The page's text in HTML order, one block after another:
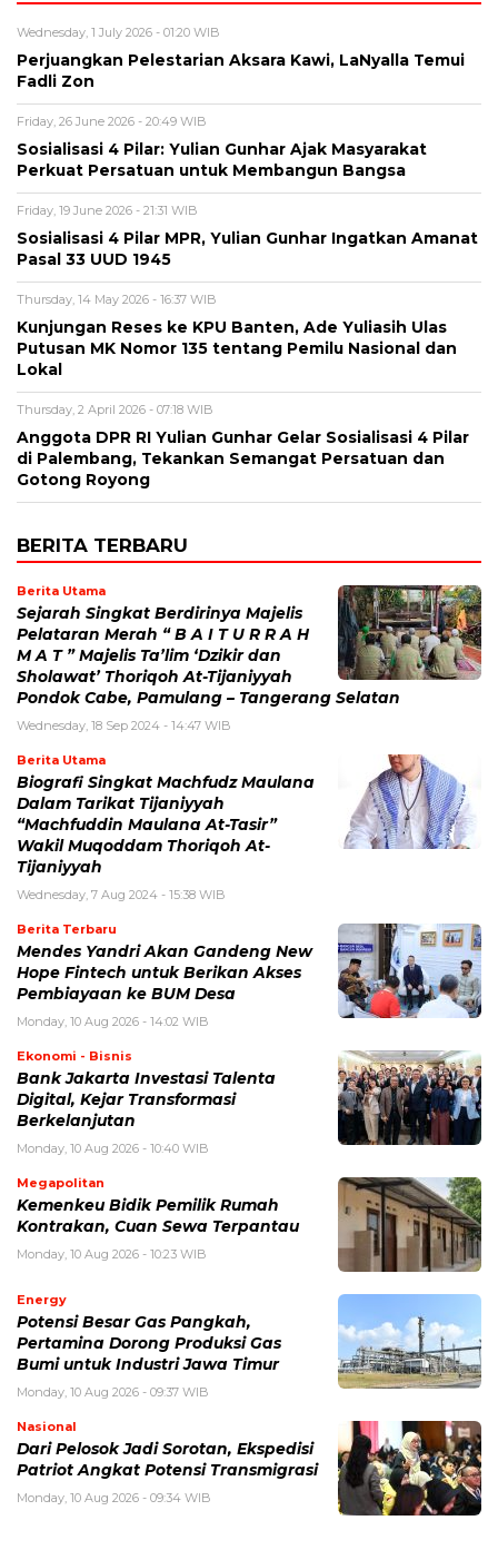
Wednesday, 1 July 2026 - 01:20 WIB
Perjuangkan Pelestarian Aksara Kawi, LaNyalla Temui
Fadli Zon
Friday, 26 June 2026 - 20:49 WIB
Sosialisasi 4 Pilar: Yulian Gunhar Ajak Masyarakat
Perkuat Persatuan untuk Membangun Bangsa
Friday, 19 June 2026 - 21:31 WIB
Sosialisasi 4 Pilar MPR, Yulian Gunhar Ingatkan Amanat
Pasal 33 UUD 1945
Thursday, 14 May 2026 - 16:37 WIB
Kunjungan Reses ke KPU Banten, Ade Yuliasih Ulas
Putusan MK Nomor 135 tentang Pemilu Nasional dan
Lokal
Thursday, 2 April 2026 - 07:18 WIB
Anggota DPR RI Yulian Gunhar Gelar Sosialisasi 4 Pilar
di Palembang, Tekankan Semangat Persatuan dan
Gotong Royong
BERITA TERBARU
Berita Utama
Sejarah Singkat Berdirinya Majelis
Pelataran Merah “ B A I T U R R A H
M A T ” Majelis Ta’lim ‘Dzikir dan
Sholawat’ Thoriqoh At-Tijaniyyah
Pondok Cabe, Pamulang – Tangerang Selatan
Wednesday, 18 Sep 2024 - 14:47 WIB
Berita Utama
Biografi Singkat Machfudz Maulana
Dalam Tarikat Tijaniyyah
“Machfuddin Maulana At-Tasir”
Wakil Muqoddam Thoriqoh At-
Tijaniyyah
Wednesday, 7 Aug 2024 - 15:38 WIB
Berita Terbaru
Mendes Yandri Akan Gandeng New
Hope Fintech untuk Berikan Akses
Pembiayaan ke BUM Desa
Monday, 10 Aug 2026 - 14:02 WIB
Ekonomi - Bisnis
Bank Jakarta Investasi Talenta
Digital, Kejar Transformasi
Berkelanjutan
Monday, 10 Aug 2026 - 10:40 WIB
Megapolitan
Kemenkeu Bidik Pemilik Rumah
Kontrakan, Cuan Sewa Terpantau
Monday, 10 Aug 2026 - 10:23 WIB
Energy
Potensi Besar Gas Pangkah,
Pertamina Dorong Produksi Gas
Bumi untuk Industri Jawa Timur
Monday, 10 Aug 2026 - 09:37 WIB
Nasional
Dari Pelosok Jadi Sorotan, Ekspedisi
Patriot Angkat Potensi Transmigrasi
Monday, 10 Aug 2026 - 09:34 WIB